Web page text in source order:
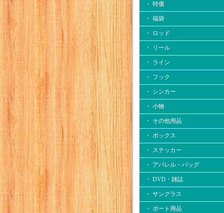
・ 特価
・ 福袋
・ ロッド
・ リール
・ ライン
・ フック
・ シンカー
・ 小物
・ その他用品
・ ボックス
・ ステッカー
・ アパレル・バッグ
・ DVD・雑誌
・ サングラス
・ ボート用品